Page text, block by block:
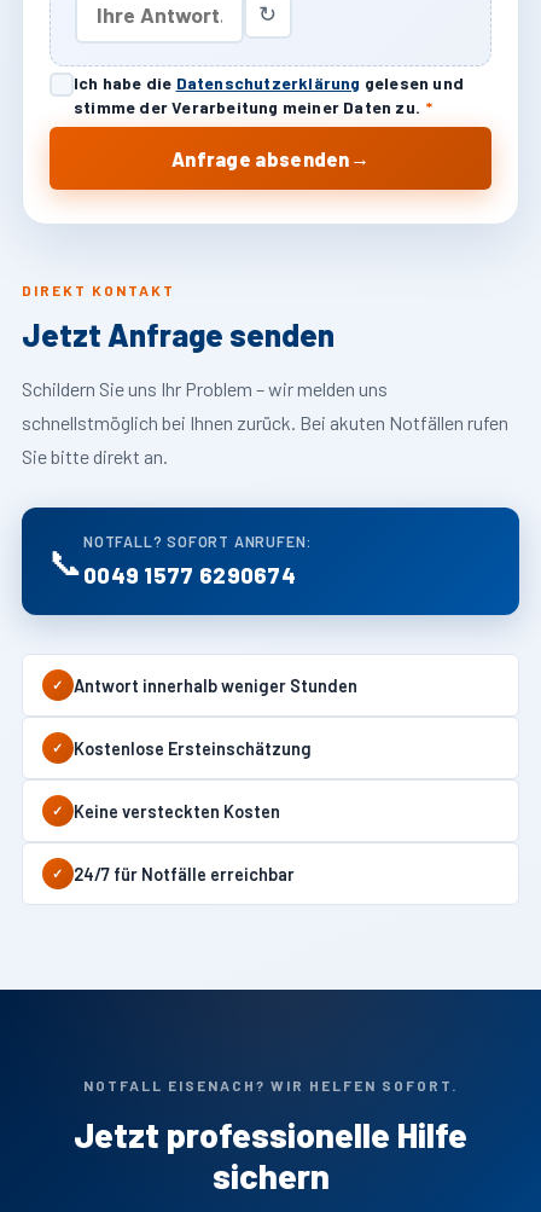
DIREKT KONTAKT
Jetzt Anfrage senden
Schildern Sie uns Ihr Problem – wir melden uns
schnellstmöglich bei Ihnen zurück. Bei akuten Notfällen rufen
Sie bitte direkt an.
📞 NOTFALL? SOFORT ANRUFEN:
0049 1577 6290674
✓ Antwort innerhalb weniger Stunden
✓ Kostenlose Ersteinschätzung
✓ Keine versteckten Kosten
✓ 24/7 für Notfälle erreichbar
↻
Ich habe die Datenschutzerklärung gelesen und
stimme der Verarbeitung meiner Daten zu. *
Anfrage absenden →
NOTFALL EISENACH? WIR HELFEN SOFORT.
Jetzt professionelle Hilfe
sichern